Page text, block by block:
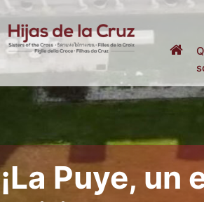
¡La Puye, un